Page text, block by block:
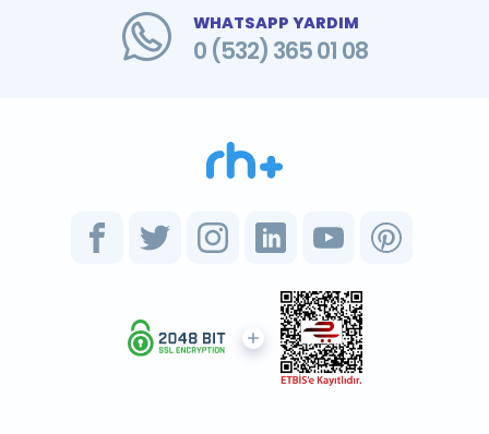
WHATSAPP YARDIM
0 (532) 365 01 08